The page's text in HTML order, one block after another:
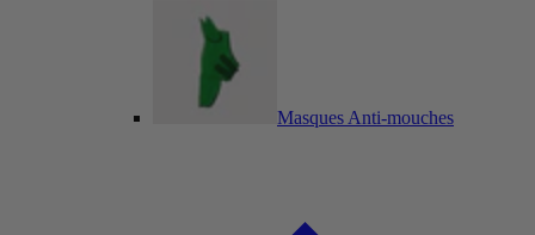
Masques Anti-mouches